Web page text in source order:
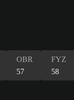
OBR
57
FYZ
58